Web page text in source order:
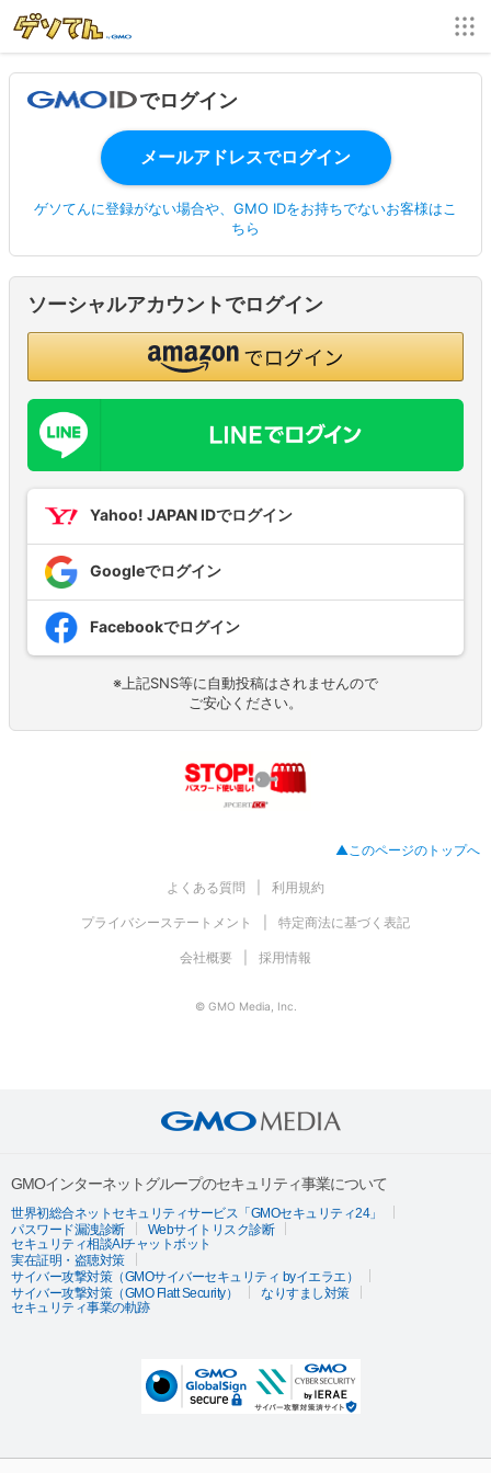
でログイン
ゲソてんに登録がない場合や、GMO IDをお持ちでないお客様はこ
ちら
ソーシャルアカウントでログイン
Yahoo! JAPAN IDでログイン
Googleでログイン
Facebookでログイン
※上記SNS等に自動投稿はされませんので
ご安心ください。
▲このページのトップへ
よくある質問 利用規約
プライバシーステートメント 特定商法に基づく表記
会社概要 採用情報
© GMO Media, Inc.
GMOインターネットグループのセキュリティ事業について
世界初総合ネットセキュリティサービス「GMOセキュリティ24」
パスワード漏洩診断
Webサイトリスク診断
セキュリティ相談AIチャットボット
実在証明・盗聴対策
サイバー攻撃対策（GMOサイバーセキュリティ byイエラエ）
サイバー攻撃対策（GMO Flatt Security）
なりすまし対策
セキュリティ事業の軌跡